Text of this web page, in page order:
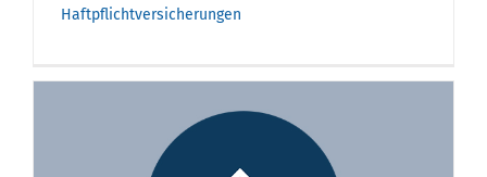
Haftpflichtversicherungen